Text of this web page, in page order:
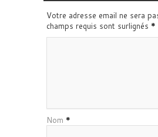
Votre adresse email ne sera
champs requis sont surlignés *
Nom *